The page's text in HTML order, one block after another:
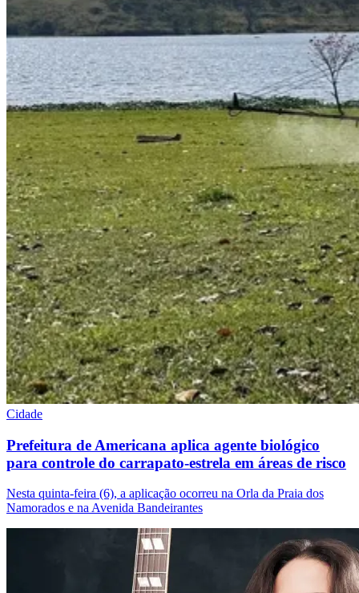
Namorados Jardim São Paulo Parque UniversitárioAntônio
ZanagaMathiensenCariobinha Zanaga FraronJardim
PaulistanoQuilombo
Para Sua Empresa
Anuncie no Portal
Guia de Empresas
Divulgar VagasNovo
Publicidade Legal
Hub de Negócios
Guia Comercial
Selo Verificado
Portal Educacional
Agenda de Vestibulares
Vagas de Emprego
Concursos
Panorama Econômico
Panorama Econômico
Para Sua Empresa
Anuncie no Portal
Verificar EmpresaNovo
Anunciar VagasNovo
Publicidade Legal
NBA
Fórmula 1
UFC
MLB
NHL
Cidade
Prefeitura de Americana aplica agente biológico
para controle do carrapato-estrela em áreas de risco
Nesta quinta-feira (6), a aplicação ocorreu na Orla da Praia dos
Namorados e na Avenida Bandeirantes